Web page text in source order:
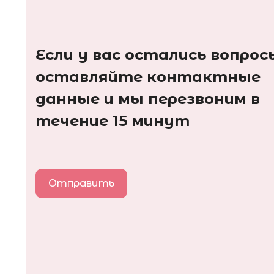
Если у вас остались
оставляйте контактные
данные и мы перезвоним в
течение 15 минут